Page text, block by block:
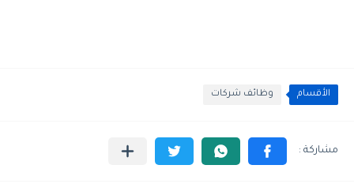
الأقسام وظائف شركات